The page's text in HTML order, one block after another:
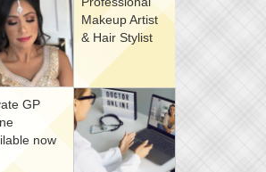
Makeup Artist
& Hair Stylist
GP
now